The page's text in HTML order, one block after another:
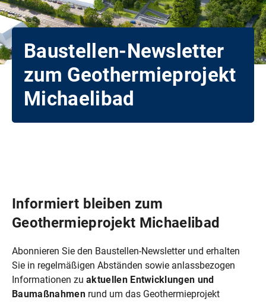
Baustellen-Newsletter
zum Geothermieprojekt
Michaelibad
Informiert bleiben zum
Geothermieprojekt Michaelibad
Abonnieren Sie den Baustellen-Newsletter und erhalten
Sie in regelmäßigen Abständen sowie anlassbezogen
Informationen zu aktuellen Entwicklungen und
Baumaßnahmenrund um das Geothermieprojekt